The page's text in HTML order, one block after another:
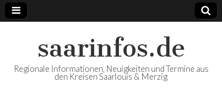
saarinfos.de
Regionale Informationen, Neuigkeiten und Termine aus
den Kreisen Saarlouis & Merzig